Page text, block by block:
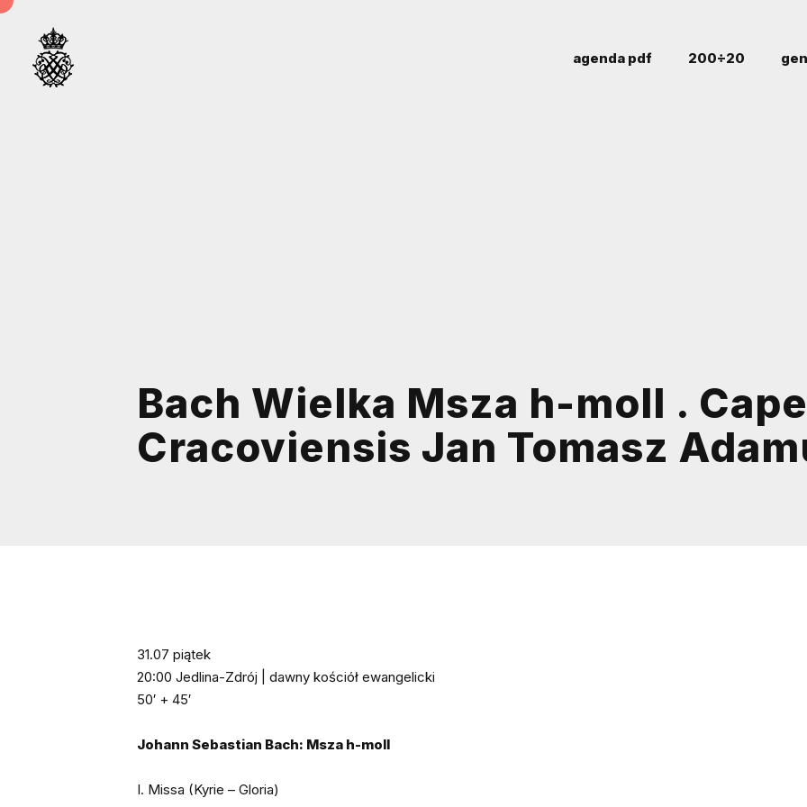
agenda pdf 200÷20
Bach Wielka Msza h-moll .
Cracoviensis Jan Tomasz
31.07 piątek
20:00 Jedlina-Zdrój | dawny kościół ewangelicki
50′ + 45′
Johann Sebastian Bach: Msza h-moll
I. Missa (Kyrie – Gloria)